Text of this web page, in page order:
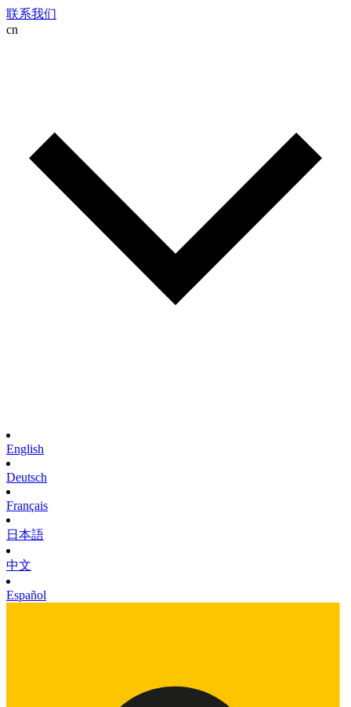
联系我们
cn
English
Deutsch
Français
日本語
中文
Español